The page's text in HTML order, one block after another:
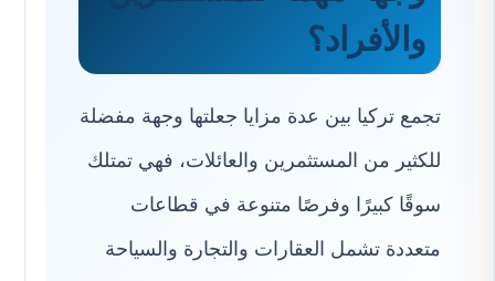
والأفراد؟
تجمع تركيا بين عدة مزايا جعلتها وجهة مفضلة
للكثير من المستثمرين والعائلات، فهي تمتلك
سوقًا كبيرًا وفرصًا متنوعة في قطاعات
متعددة تشمل العقارات والتجارة والسياحة